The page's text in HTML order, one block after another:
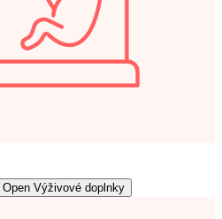
Open Výživové doplnky